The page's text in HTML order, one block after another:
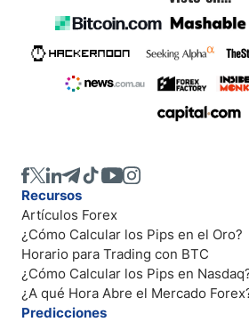
Recursos
Artículos Forex
¿Cómo Calcular los Pips en el Oro?
Horario para Trading con BTC
¿Cómo Calcular los Pips en
¿A qué Hora Abre el Mercado
Predicciones